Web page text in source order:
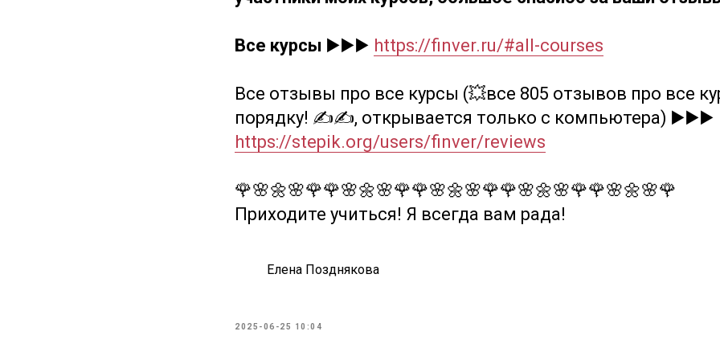
Все курсы ▶️▶️▶️ https://finver.ru/#all-courses
Все отзывы про все курсы (💥все 805 отзывов про все
порядку! ✍️✍️, открывается только с компьютера) ▶️▶️▶️
https://stepik.org/users/finver/reviews
🌹🌸🌼🌸🌹🌹🌸🌼🌸🌹🌹🌸🌼🌸🌹🌹🌸🌼🌸🌹🌹🌸🌼🌸🌹
Приходите учиться! Я всегда вам рада!
Елена Позднякова
2025-06-25 10:04